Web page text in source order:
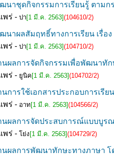
นาชุดกิจกรรมการเรียนรู้ ตามก
พร่ - ปา[1 มี.ค. 2563](104610/2)
นาผลสัมฤทธิ์ทางการเรียน เรื่อ
พร่ - ปา[1 มี.ค. 2563](104710/2)
นผลการจัดกิจกรรมเพื่อพัฒนาทั
พร่ - ยูนิค [1 มี.ค. 2563](104702/2)
นการใช้เอกสารประกอบการเ
พร่ - อาท [1 มี.ค. 2563](104566/2)
นผลการจัดประสบการณ์แบบบูร
พร่ - โย่ง [1 มี.ค. 2563](104729/2)
นผลการพัฒนาทักษะทางภาษา